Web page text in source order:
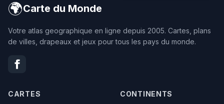
🌍Carte du Monde
Votre atlas geographique en ligne depuis 2005. Cartes, plans
de villes, drapeaux et jeux pour tous les pays du monde.
CARTES CONTINENTS